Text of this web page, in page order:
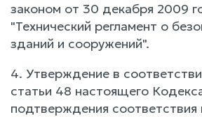
законом от 30 декабря 2009
"Технический регламент о
зданий и сооружений".
4. Утверждение в
статьи 48 настоящего
подтверждения соответствия